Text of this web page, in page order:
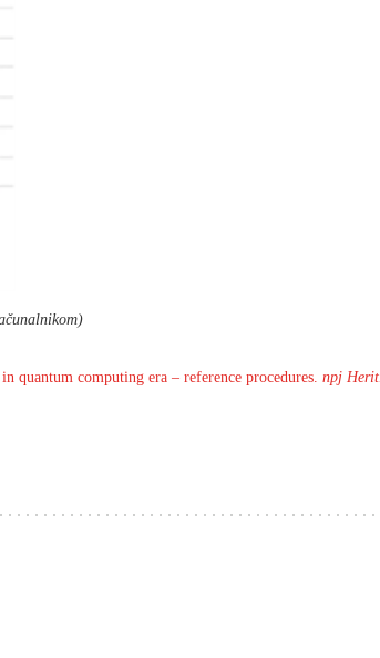
quantum computing era – reference procedures. npj Herit.